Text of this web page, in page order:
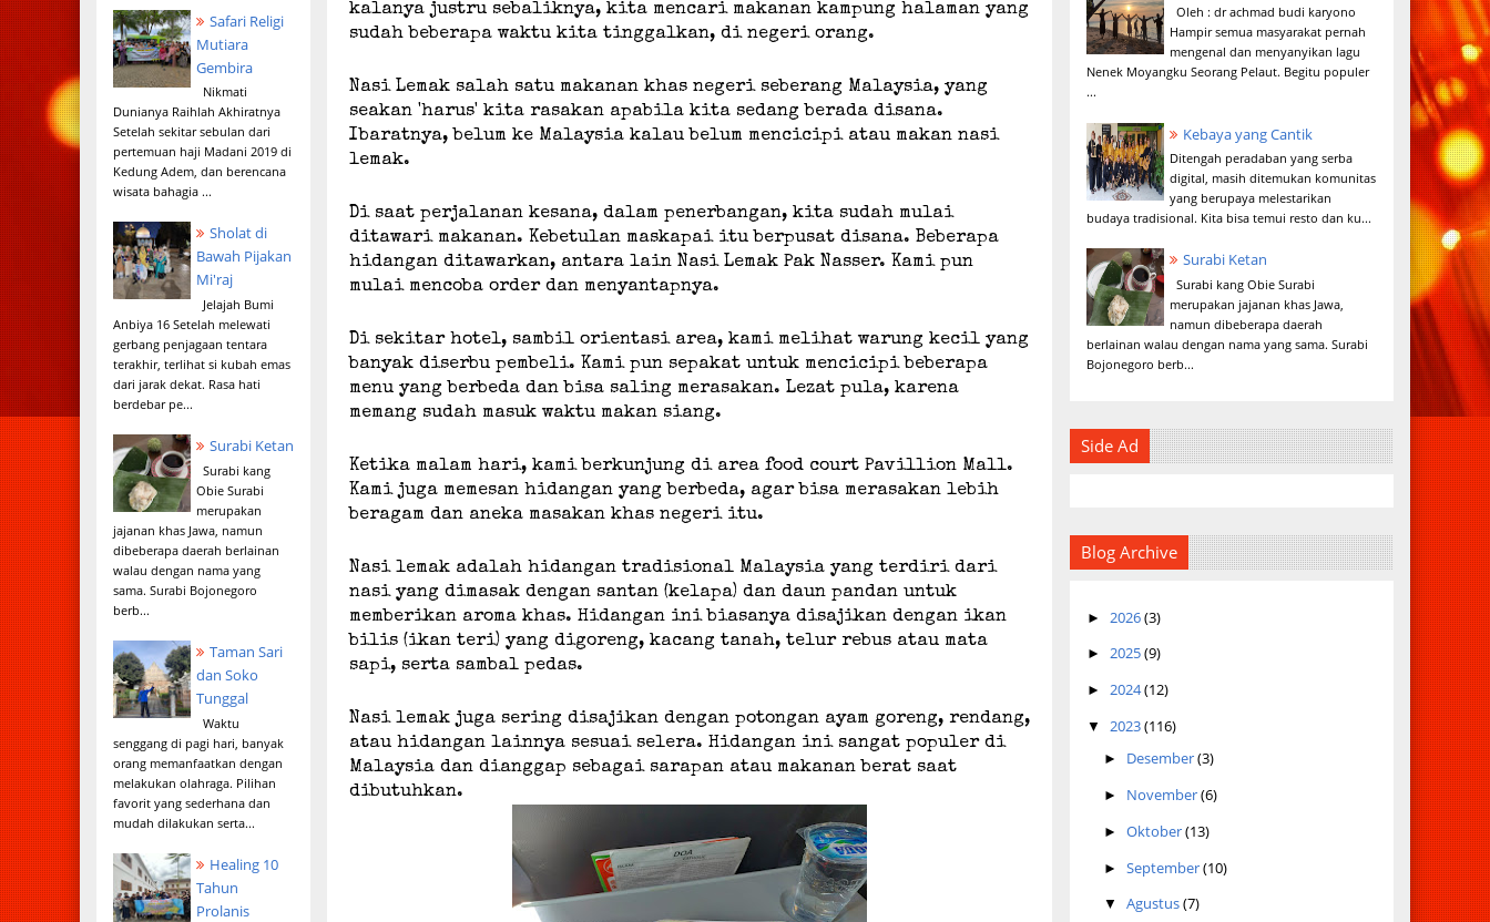
Safari Religi
Mutiara
Gembira
Nikmati
Dunianya Raihlah Akhiratnya
Setelah sekitar sebulan dari
pertemuan haji Madani 2019 di
Kedung Adem, dan berencana
wisata bahagia ...
Sholat di
Bawah Pijakan
Mi'raj
Jelajah Bumi
Anbiya 16 Setelah melewati
gerbang penjagaan tentara
terakhir, terlihat si kubah emas
dari jarak dekat. Rasa hati
berdebar pe...
Surabi Ketan
Surabi kang
Obie Surabi
merupakan
jajanan khas Jawa, namun
dibeberapa daerah berlainan
walau dengan nama yang
sama. Surabi Bojonegoro
berb...
Taman Sari
dan Soko
Tunggal
Waktu
senggang di pagi hari, banyak
orang memanfaatkan dengan
melakukan olahraga. Pilihan
favorit yang sederhana dan
mudah dilakukan serta...
Healing 10
Tahun
Prolanis
kalanya justru sebaliknya, kita mencari makanan kampung halaman yang
sudah beberapa waktu kita tinggalkan, di negeri orang.
Nasi Lemak salah satu makanan khas negeri seberang Malaysia, yang
seakan 'harus' kita rasakan apabila kita sedang berada disana.
Ibaratnya, belum ke Malaysia kalau belum mencicipi atau makan nasi
lemak.
Di saat perjalanan kesana, dalam penerbangan, kita sudah mulai
ditawari makanan. Kebetulan maskapai itu berpusat disana. Beberapa
hidangan ditawarkan, antara lain Nasi Lemak Pak Nasser. Kami pun
mulai mencoba order dan menyantapnya.
Di sekitar hotel, sambil orientasi area, kami melihat warung kecil yang
banyak diserbu pembeli. Kami pun sepakat untuk mencicipi beberapa
menu yang berbeda dan bisa saling merasakan. Lezat pula, karena
memang sudah masuk waktu makan siang.
Ketika malam hari, kami berkunjung di area food court Pavillion Mall.
Kami juga memesan hidangan yang berbeda, agar bisa merasakan lebih
beragam dan aneka masakan khas negeri itu.
Nasi lemak adalah hidangan tradisional Malaysia yang terdiri dari
nasi yang dimasak dengan santan (kelapa) dan daun pandan untuk
memberikan aroma khas. Hidangan ini biasanya disajikan dengan ikan
bilis (ikan teri) yang digoreng, kacang tanah, telur rebus atau mata
sapi, serta sambal pedas.
Nasi lemak juga sering disajikan dengan potongan ayam goreng, rendang,
atau hidangan lainnya sesuai selera. Hidangan ini sangat populer di
Malaysia dan dianggap sebagai sarapan atau makanan berat saat
dibutuhkan.
Oleh : dr achmad budi karyono
Hampir semua masyarakat pernah
mengenal dan menyanyikan lagu
Nenek Moyangku Seorang Pelaut. Begitu populer
...
Kebaya yang Cantik
Ditengah peradaban yang serba
digital, masih ditemukan komunitas
yang berupaya melestarikan
budaya tradisional. Kita bisa temui resto dan ku...
Surabi Ketan
Surabi kang Obie Surabi
merupakan jajanan khas Jawa,
namun dibeberapa daerah
berlainan walau dengan nama yang sama. Surabi
Bojonegoro berb...
Side Ad
Blog Archive
► 2026(3)
► 2025(9)
► 2024(12)
▼ 2023(116)
► Desember(3)
► November(6)
►Oktober(13)
►September(10)
▼ Agustus(7)